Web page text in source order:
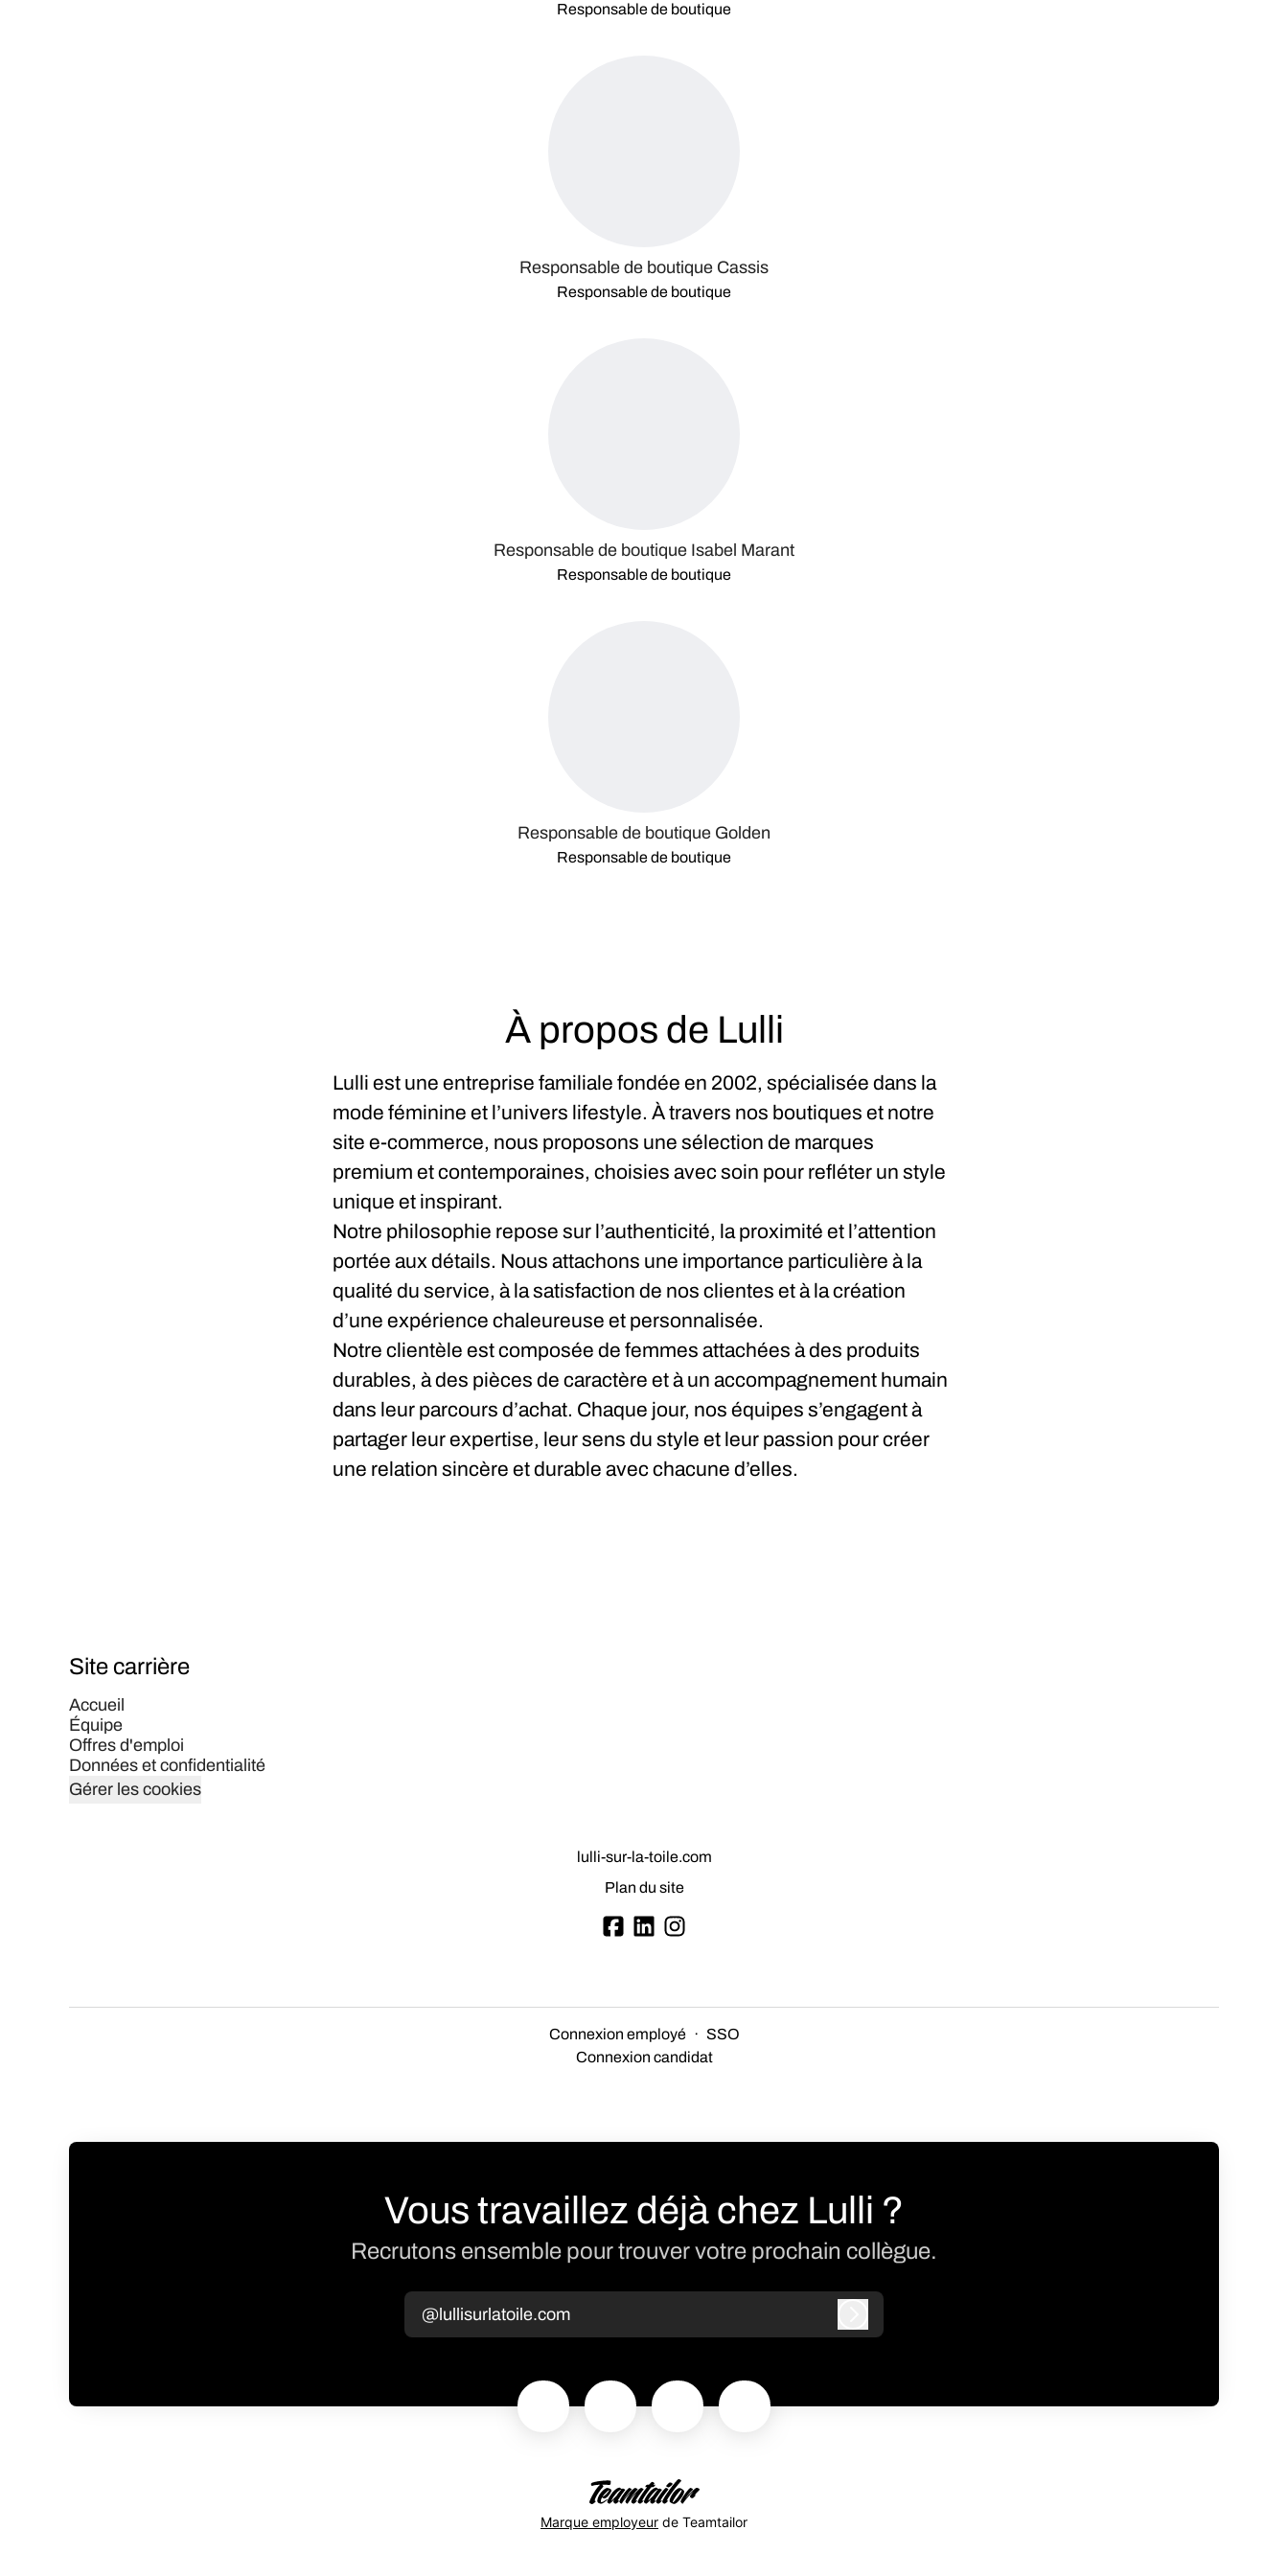
Responsable de boutique
Responsable de boutique Cassis
Responsable de boutique
Responsable de boutique Isabel Marant
Responsable de boutique
Responsable de boutique Golden
Responsable de boutique
À propos de Lulli
Lulli est une entreprise familiale fondée en 2002, spécialisée dans la
mode féminine et l’univers lifestyle. À travers nos boutiques et notre
site e-commerce, nous proposons une sélection de marques
premium et contemporaines, choisies avec soin pour refléter un style
unique et inspirant.
Notre philosophie repose sur l’authenticité, la proximité et l’attention
portée aux détails. Nous attachons une importance particulière à la
qualité du service, à la satisfaction de nos clientes et à la création
d’une expérience chaleureuse et personnalisée.
Notre clientèle est composée de femmes attachées à des produits
durables, à des pièces de caractère et à un accompagnement humain
dans leur parcours d’achat. Chaque jour, nos équipes s’engagent à
partager leur expertise, leur sens du style et leur passion pour créer
une relation sincère et durable avec chacune d’elles.
Site carrière
Accueil
Équipe
Offres d'emploi
Données et confidentialité
Gérer les cookies
lulli-sur-la-toile.com
Plan du site
Connexion employé · SSO
Connexion candidat
Vous travaillez déjà chez Lulli ?
Recrutons ensemble pour trouver votre prochain collègue.
@lullisurlatoile.com
Marque employeur de Teamtailor